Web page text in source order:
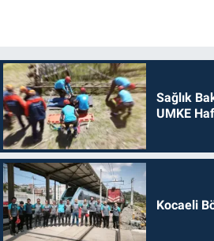
Sağlık
UMKE
Kocaeli